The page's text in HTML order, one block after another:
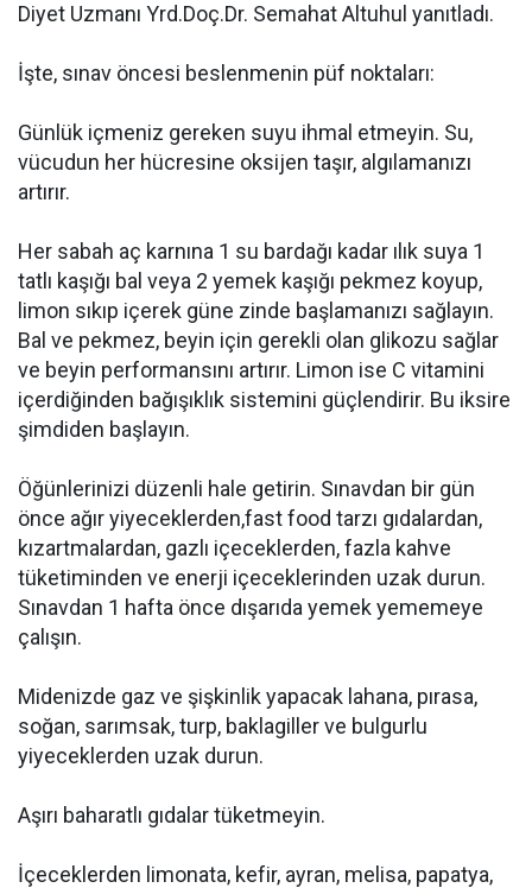
Diyet Uzmanı Yrd.Doç.Dr. Semahat Altuhul yanıtladı.
İşte, sınav öncesi beslenmenin püf noktaları:
Günlük içmeniz gereken suyu ihmal etmeyin. Su,
vücudun her hücresine oksijen taşır, algılamanızı
artırır.
Her sabah aç karnına 1 su bardağı kadar ılık suya 1
tatlı kaşığı bal veya 2 yemek kaşığı pekmez koyup,
limon sıkıp içerek güne zinde başlamanızı sağlayın.
Bal ve pekmez, beyin için gerekli olan glikozu sağlar
ve beyin performansını artırır. Limon ise C vitamini
içerdiğinden bağışıklık sistemini güçlendirir. Bu iksire
şimdiden başlayın.
Öğünlerinizi düzenli hale getirin. Sınavdan bir gün
önce ağır yiyeceklerden,fast food tarzı gıdalardan,
kızartmalardan, gazlı içeceklerden, fazla kahve
tüketiminden ve enerji içeceklerinden uzak durun.
Sınavdan 1 hafta önce dışarıda yemek yememeye
çalışın.
Midenizde gaz ve şişkinlik yapacak lahana, pırasa,
soğan, sarımsak, turp, baklagiller ve bulgurlu
yiyeceklerden uzak durun.
Aşırı baharatlı gıdalar tüketmeyin.
İçeceklerden limonata, kefir, ayran, melisa, papatya,